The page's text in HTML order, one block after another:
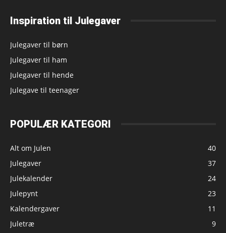
Inspiration til Julegaver
Julegaver til børn
Julegaver til ham
Julegaver til hende
Julegave til teenager
POPULÆR KATEGORI
Alt om Julen
40
Julegaver
37
Julekalender
24
Julepynt
23
Kalendergaver
11
Juletræ
9